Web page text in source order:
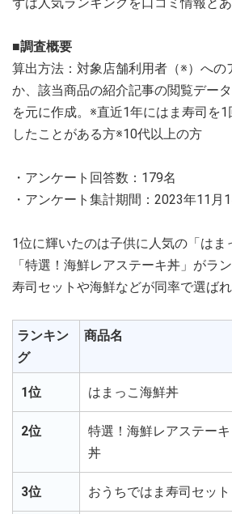
■調査概要
算出方法：対象店舗利用者（※）への
か、該当商品の紹介記事の閲覧デー
を元に作成。※直近1年にはま寿司を
したことがある方※10代以上の方
・アンケート回答数：179名
・アンケート集計期間：2023年11月
1位に輝いたのは子供に人気の「はま
「特選！海鮮レアステーキ丼」がラ
寿司セットや海鮮などが同率で選ばれ
ランキン
グ
商品名
1位 はまっこ海鮮丼
2位
特選！海鮮レアステーキ
丼
3位 おうちではま寿司セット